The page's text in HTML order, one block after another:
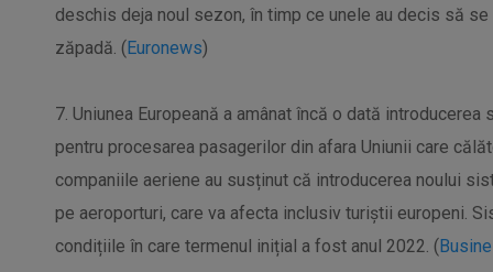
deschis deja noul sezon, în timp ce unele au decis să
zăpadă. (Euronews)
7. Uniunea Europeană a amânat încă o dată
pentru procesarea pasagerilor din afara Uniunii care
companiile aeriene au susținut că introducerea noului
pe aeroporturi, care va afecta inclusiv turiștii europeni.
condițiile în care termenul inițial a fost anul 2022. (